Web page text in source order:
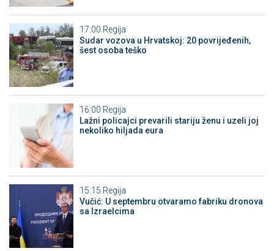
17:00 Regija
Sudar vozova u Hrvatskoj: 20 povrijeđenih,
šest osoba teško
16:00 Regija
Lažni policajci prevarili stariju ženu i uzeli joj
nekoliko hiljada eura
15:15 Regija
Vučić: U septembru otvaramo fabriku dronova
sa Izraelcima